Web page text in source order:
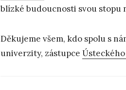
blízké budoucnosti svou stopu
Děkujeme všem, kdo spolu s
univerzity, zástupce